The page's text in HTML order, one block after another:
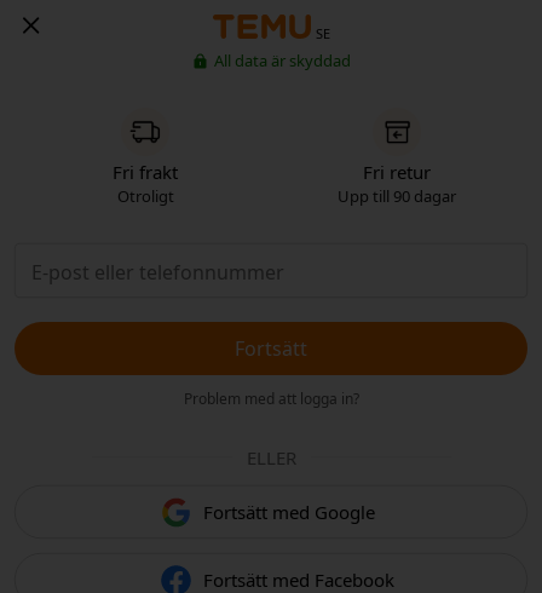
SE
All data är skyddad
Fri frakt
Otroligt
Fri retur
Upp till 90 dagar
Fortsätt
Problem med att logga in?
ELLER
Fortsätt med Google
Fortsätt med Facebook